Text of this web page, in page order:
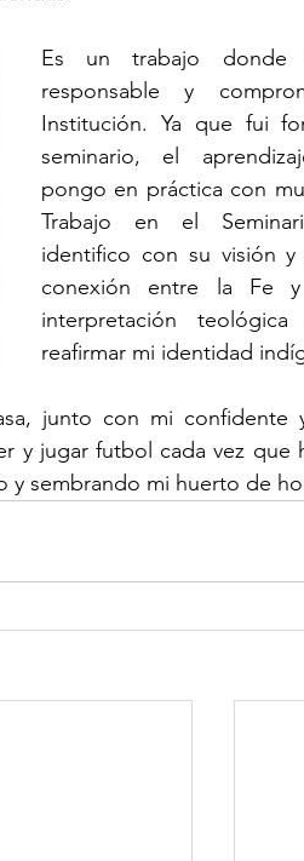
Es un trabajo donde
responsable y
Institución. Ya que fui
seminario, el
pongo en práctica con
Trabajo en el
identifico con su visión y
conexión entre la Fe
interpretación
reafirmar mi identidad
junto con mi confidente
y jugar futbol cada vez que
sembrando mi huerto de